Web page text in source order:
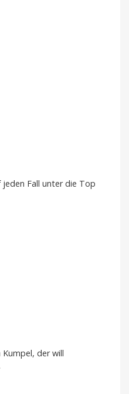
Fall unter die Top
Kumpel, der will